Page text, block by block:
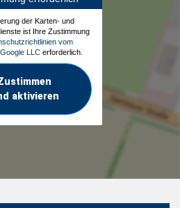
der Karten- und
ist Ihre Zustimmung
vom
LLC erforderlich.
aktivieren